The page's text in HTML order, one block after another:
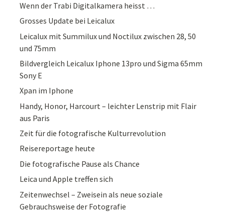
Wenn der Trabi Digitalkamera heisst …
Grosses Update bei Leicalux
Leicalux mit Summilux und Noctilux zwischen 28, 50
und 75mm
Bildvergleich Leicalux Iphone 13pro und Sigma 65mm
Sony E
Xpan im Iphone
Handy, Honor, Harcourt – leichter Lenstrip mit Flair
aus Paris
Zeit für die fotografische Kulturrevolution
Reisereportage heute
Die fotografische Pause als Chance
Leica und Apple treffen sich
Zeitenwechsel – Zweisein als neue soziale
Gebrauchsweise der Fotografie